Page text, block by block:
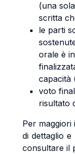
(una
scritta
le parti
orale è
capacità
voto
risultato
Per
di dettaglio
consultare il